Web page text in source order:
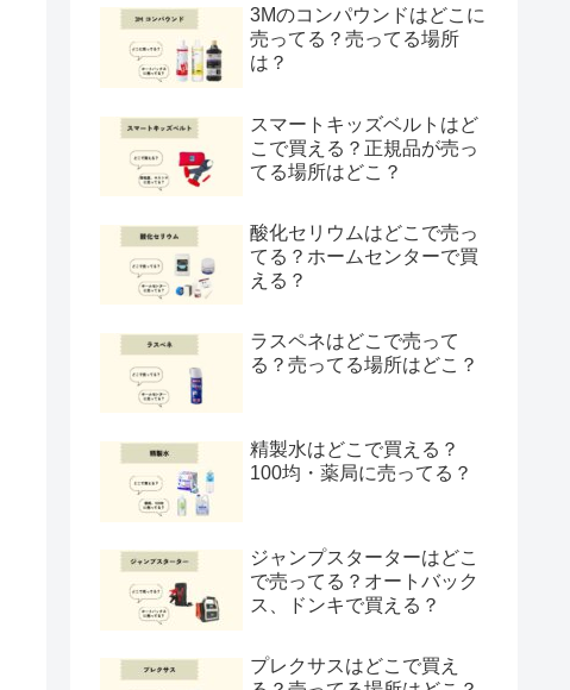
3Mのコンパウンドはどこに
売ってる？売ってる場所
は？
スマートキッズベルトはど
こで買える？正規品が売っ
てる場所はどこ？
酸化セリウムはどこで売っ
てる？ホームセンターで買
える？
ラスペネはどこで売って
る？売ってる場所はどこ？
精製水はどこで買える？
100均・薬局に売ってる？
ジャンプスターターはどこ
で売ってる？オートバック
ス、ドンキで買える？
プレクサスはどこで買え